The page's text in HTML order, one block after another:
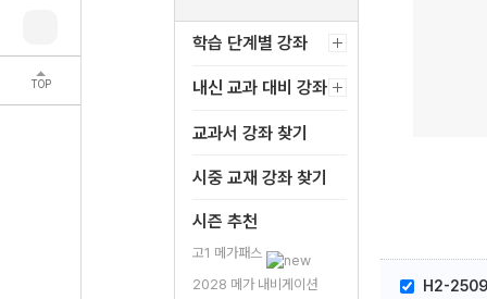
TOP
학습 단계별 강좌
내신 교과 대비 강좌
교과서 강좌 찾기
시중 교재 강좌 찾기
시즌 추천
고1 메가패스
2028 메가 내비게이션
H2-2509